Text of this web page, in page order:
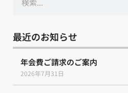
最近のお知らせ
年会費ご請求のご案内
2026年7月31日